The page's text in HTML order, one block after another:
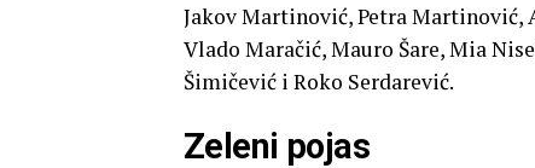
Jakov Martinović, Petra Martinović,
Vlado Maračić, Mauro Šare, Mia
Šimičević i Roko Serdarević.
Zeleni pojas